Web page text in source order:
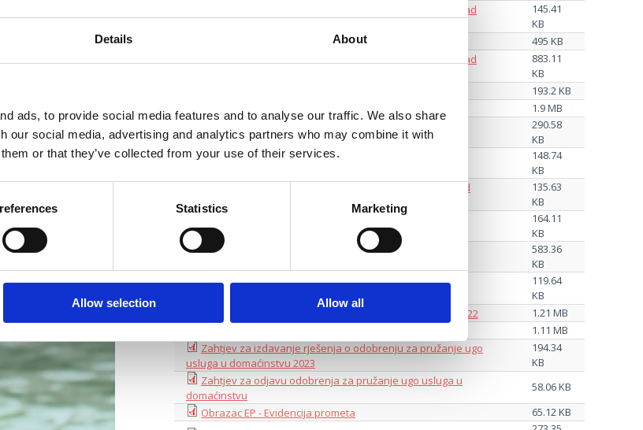
Details About
ads, to provide social media features and to analyse our traffic. We also share
our social media, advertising and analytics partners who may combine it with
or that they’ve collected from your use of their services.
Statistics Marketing
Allow selection Allow all
Odluka o visini turističke pristojbe za 2025 godinu za Grad
145.41
KB
Upute za iznajmljivače za 2024. godinu
495 KB
Odluka o visini turističke pristojbe za 2024 godinu za Grad
883.11
KB
193.2 KB
Obrazac TZ-2
1.9 MB
UPUTE ZA IZNAJMLJIVAČE 2023
290.58
KB
148.74
KB
Odluka o visini turističke pristojbe za 2023. godinu - Grad
Crikvenica
135.63
KB
Zakon o članarinama turističkim zajednicama 2020.
164.11
KB
Pravilnik o godišnjem paušalnom iznosu članarine
583.36
KB
Pravilnik o dopuni Pravilnika za turističku članarinu -
119.64
KB
Pravilnik o izmjenama Pravilnika - turistička članarina 2022
1.21 MB
1.11 MB
Zahtjev za izdavanje rješenja o odobrenju za pružanje ugo
usluga u domaćinstvu 2023
194.34
KB
Zahtjev za odjavu odobrenja za pružanje ugo usluga u
domaćinstvu
58.06 KB
Obrazac EP - Evidencija prometa
65.12 KB